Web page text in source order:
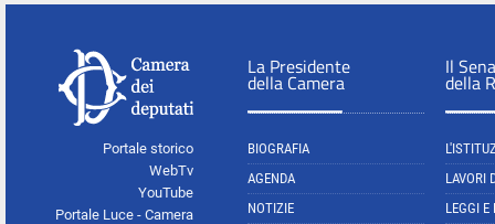
Portale storico
WebTv
YouTube
Portale Luce - Camera
La Presidente
della Camera
BIOGRAFIA
AGENDA
NOTIZIE
Il
della
LAVORI
LEGGI E